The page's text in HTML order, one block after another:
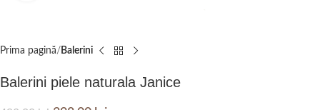
Prima pagină Balerini
Balerini piele naturala Janice